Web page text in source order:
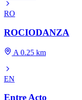
RO
ROCIODANZA
A 0.25 km
EN
Entre Acto